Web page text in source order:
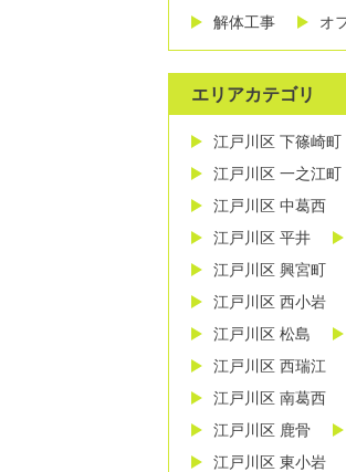
解体工事
オ
エリアカテゴリ
江戸川区 下篠崎町
江戸川区 一之江町
江戸川区 中葛西
江戸川区 平井
江戸川区 興宮町
江戸川区 西小岩
江戸川区 松島
江戸川区 西瑞江
江戸川区 南葛西
江戸川区 鹿骨
江戸川区 東小岩